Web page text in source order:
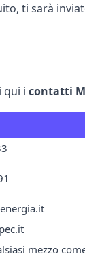
ti sarà
qui i contatti
mezzo